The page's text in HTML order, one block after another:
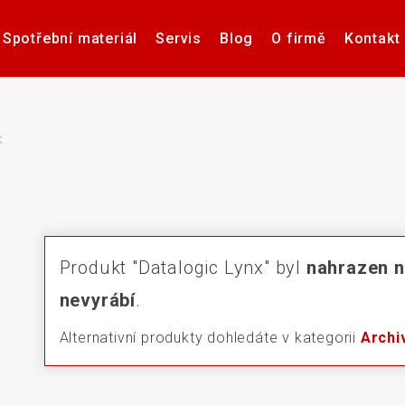
Spotřební materiál Servis Blog O firmě Kontakt
Aplikátory etiket Systémy
Produkt "Datalogic Lynx" byl nahrazen
nevyrábí.
Alternativní produkty dohledáte v kategorii